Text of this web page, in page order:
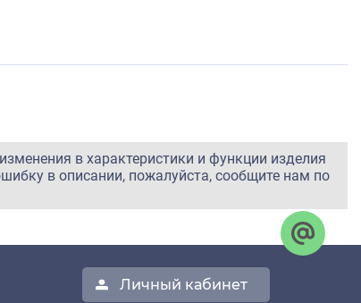
в характеристики и функции изделия
в описании, пожалуйста, сообщите нам по
Личный кабинет